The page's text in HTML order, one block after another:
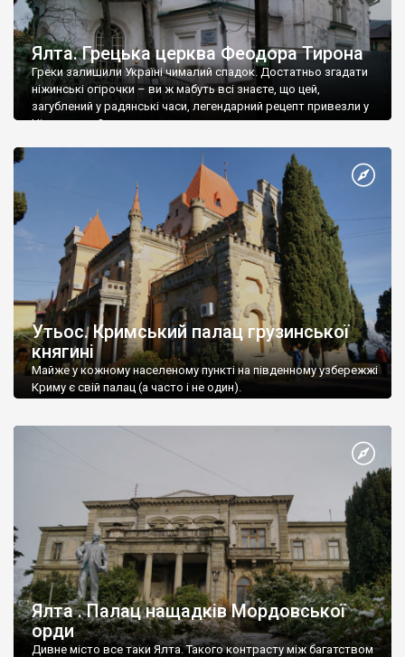
Ялта. Грецька церква Феодора Тирона
Греки залишили Україні чималий спадок. Достатньо згадати
ніжинські огірочки – ви ж мабуть всі знаєте, що цей,
загублений у радянські часи, легендарний рецепт привезли у
Ніжин греки?
Утьос. Кримський палац грузинської
княгині
Майже у кожному населеному пункті на південному узбережжі
Криму є свій палац (а часто і не один).
Ялта . Палац нащадків Мордовської
орди
Дивне місто все таки Ялта. Такого контрасту між багатством